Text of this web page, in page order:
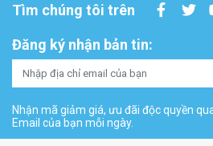
Tìm chúng tôi trên
Đăng ký nhận bản tin:
Nhận mã giảm giá, ưu đãi độc quyền
Email của bạn mỗi ngày.